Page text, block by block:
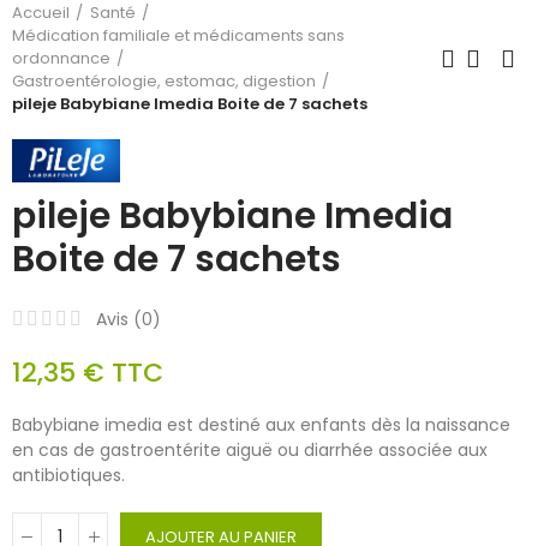
Accueil
Santé
Médication familiale et médicaments sans
ordonnance
Gastroentérologie, estomac, digestion
pileje Babybiane Imedia Boite de 7 sachets
pileje Babybiane Imedia
Boite de 7 sachets
Avis (0)
12,35 € TTC
Babybiane imedia est destiné aux enfants dès la naissance
en cas de gastroentérite aiguë ou diarrhée associée aux
antibiotiques.
AJOUTER AU PANIER